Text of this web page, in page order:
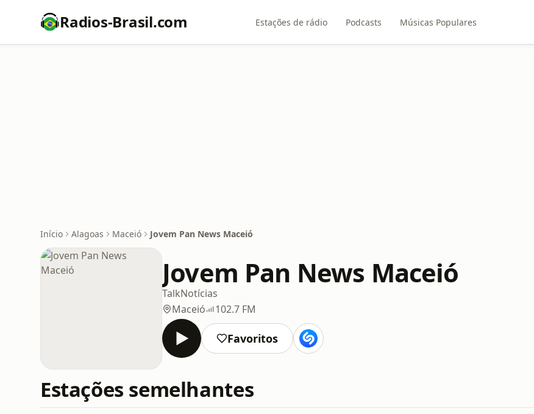
Radios-Brasil.com Estações de rádio Podcasts Músicas Populares
Início Alagoas Maceió Jovem Pan News Maceió
Jovem Pan News Maceió
TalkNotícias
Maceió
102.7 FM
Favoritos
Estações semelhantes